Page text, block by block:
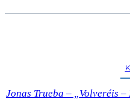
Jonas Trueba – „Volveréis